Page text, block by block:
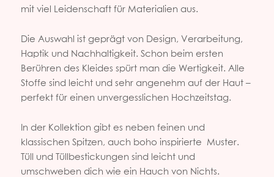
mit viel Leidenschaft für Materialien aus.
Die Auswahl ist geprägt von Design, Verarbeitung,
Haptik und Nachhaltigkeit. Schon beim ersten
Berühren des Kleides spürt man die Wertigkeit. Alle
Stoffe sind leicht und sehr angenehm auf der Haut –
perfekt für einen unvergesslichen Hochzeitstag.
In der Kollektion gibt es neben feinen und
klassischen Spitzen, auch boho inspirierte Muster.
Tüll und Tüllbestickungen sind leicht und
umschweben dich wie ein Hauch von Nichts.